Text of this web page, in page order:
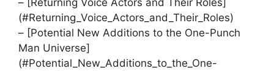
(#Returning_Voice_Actors_and_Their_Roles)
– [Potential New Additions to the One-Punch
Man Universe]
(#Potential_New_Additions_to_the_One-